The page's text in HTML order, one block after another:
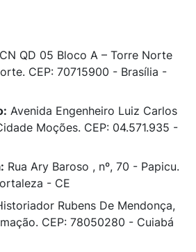
QD 05 Bloco A – Torre Norte
CEP: 70715900 - Brasília -
Avenida Engenheiro Luiz Carlos
Moções. CEP: 04.571.935 -
Rua Ary Baroso , nº, 70 - Papicu.
- CE
Rubens De Mendonça,
CEP: 78050280 - Cuiabá